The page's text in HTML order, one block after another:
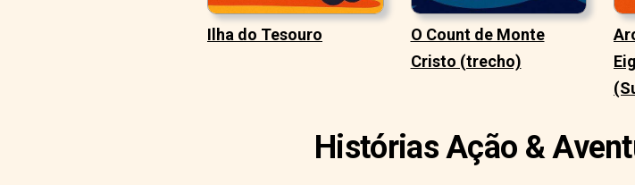
Ilha do Tesouro
O Count de Monte
Cristo (trecho)
Histórias Ação &